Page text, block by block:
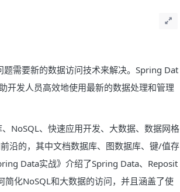
需要新的数据访问技术来解决。Spring Dat
开发人员高效地使用最新的数据处理和管理
NoSQL、快速应用开发、大数据、数据网格
沿的，其中文档数据库、图数据库、键/值存
Data实战》介绍了Spring Data、Reposit
化NoSQL和大数据的访问，并且涵盖了使